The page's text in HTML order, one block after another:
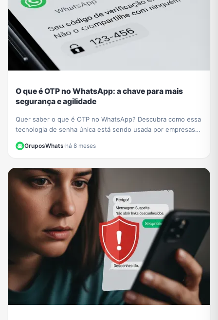
O que é OTP no WhatsApp: a chave para mais
segurança e agilidade
Quer saber o que é OTP no WhatsApp? Descubra como essa
tecnologia de senha única está sendo usada por empresas
GruposWhats·há 8 meses